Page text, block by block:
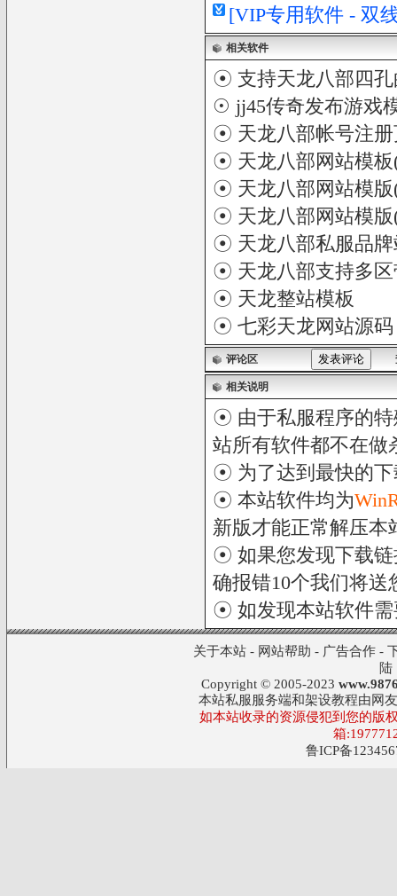
[VIP专用软件 - 双
相关软件
☉ 支持天龙八部四
☉ jj45传奇发布游戏
☉ 天龙八部帐号注
☉ 天龙八部网站模
☉ 天龙八部网站模
☉ 天龙八部网站模
☉ 天龙八部私服品
☉ 天龙八部支持多
☉ 天龙整站模板
☉ 七彩天龙网站源码
评论区
相关说明
☉ 由于私服程序的特
站所有软件都不在做
☉ 为了达到最快的
☉ 本站软件均为
新版才能正常解压本
☉ 如果您发现下载链
确报错10个我们将送
☉ 如发现本站软件
关于本站- 网站帮助 - 广告合作-
陆
Copyright © 2005-2023
本站私服服务端和架设教程由网
如本站收录的资源侵犯到您的版
箱
鲁ICP备